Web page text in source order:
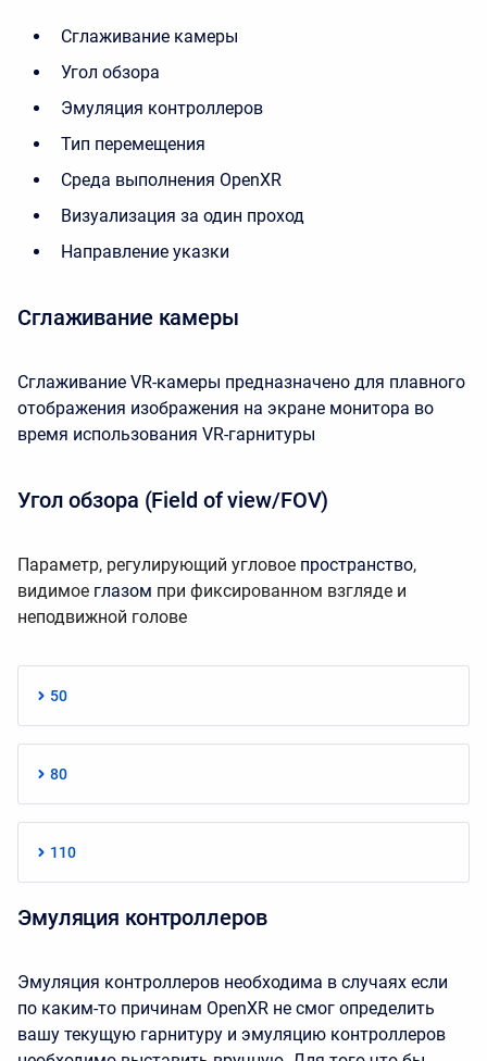
Сглаживание камеры
Угол обзора
Эмуляция контроллеров
Тип перемещения
Среда выполнения OpenXR
Визуализация за один проход
Направление указки
Сглаживание камеры
Сглаживание VR-камеры предназначено для плавного
отображения изображения на экране монитора во
время использования VR-гарнитуры
Угол обзора (Field of view/FOV)
Параметр, регулирующий угловое пространство,
видимое глазом при фиксированном взгляде и
неподвижной голове
50
80
110
Эмуляция контроллеров
Эмуляция контроллеров необходима в случаях если
по каким-то причинам OpenXR не смог определить
вашу текущую гарнитуру и эмуляцию контроллеров